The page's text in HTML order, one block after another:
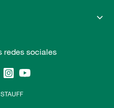
redes sociales